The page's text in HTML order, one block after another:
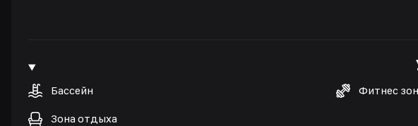
Бассейн Фитнес
Зона отдыха